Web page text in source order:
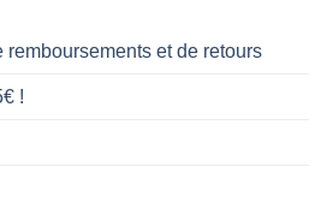
remboursements et de retours
!